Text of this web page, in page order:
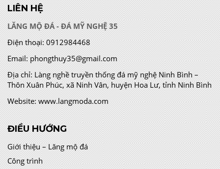
LIÊN HỆ
LĂNG MỘ ĐÁ - ĐÁ MỸ NGHỆ 35
Điện thoại: 0912984468
Email: phongthuy35@gmail.com
Địa chỉ:Làng nghề truyền thống đá mỹ nghệ Ninh Bình –
Thôn Xuân Phúc, xã Ninh Vân, huyện Hoa Lư, tỉnh Ninh Bình
Website: www.langmoda.com
ĐIỀU HƯỚNG
Giới thiệu – Lăng mộ đá
Công trình